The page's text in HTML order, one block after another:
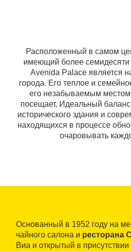
Расположенный в самом
имеющий более семидесяти
Avenida Palace является
города. Его теплое и
его незабываемым местом
посещает. Идеальный
исторического здания и
находящихся в процессе
очаровывать
Основанный в 1952 году на
чайного салона и ресторана
Виа и открытый в